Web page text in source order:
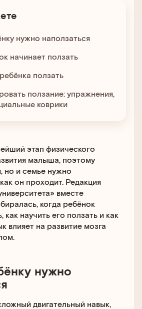
нужно наползаться
начинает ползать
ползать
ползание: упражнения,
коврики
этап физического
малыша, поэтому
но и семье нужно
он проходит. Редакция
вместе
когда ребёнок
как научить его ползать и как
влияет на развитие мозга
нужно
двигательный навык,